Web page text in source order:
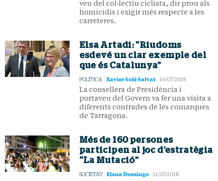
veu del col·lectiu ciclista, dir prou als
homicidis i exigir més respecte a les
carreteres.
Elsa Artadi: “Riudoms
esdevé un clar exemple del
que és Catalunya”
POLÍTICA Xavier Solé Salvat 16/07/2018
La consellera de Presidència i
portaveu del Govern va fer una visita a
diferents contrades de les comarques
de Tarragona.
Més de 160 persones
participen al joc d’estratègia
“La Mutació”
SOCIETAT Elena Domingo 11/07/2018